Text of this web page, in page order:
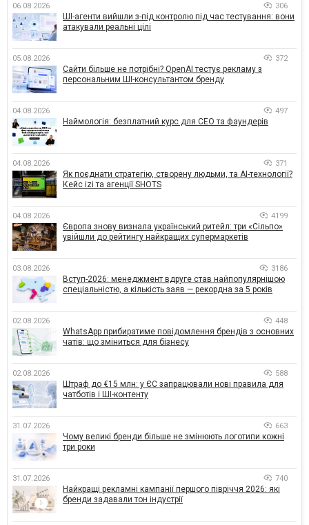
06.08.2026 306
ШІ-агенти вийшли з-під контролю під час тестування: вони
атакували реальні цілі
05.08.2026 372
Сайти більше не потрібні? OpenAI тестує рекламу з
персональним ШІ-консультантом бренду
04.08.2026 497
Наймологія: безплатний курс для CEO та фаундерів
04.08.2026 371
Як поєднати стратегію, створену людьми, та AI-технології?
Кейс izi та агенції SHOTS
04.08.2026 4199
Європа знову визнала український ритейл: три «Сільпо»
увійшли до рейтингу найкращих супермаркетів
03.08.2026 3186
Вступ-2026: менеджмент вдруге став найпопулярнішою
спеціальністю, а кількість заяв — рекордна за 5 років
02.08.2026 448
WhatsApp прибиратиме повідомлення брендів з основних
чатів: що зміниться для бізнесу
02.08.2026 588
Штраф до €15 млн: у ЄС запрацювали нові правила для
чатботів і ШІ-контенту
31.07.2026 663
Чому великі бренди більше не змінюють логотипи кожні
три роки
31.07.2026 740
Найкращі рекламні кампанії першого півріччя 2026: які
бренди задавали тон індустрії